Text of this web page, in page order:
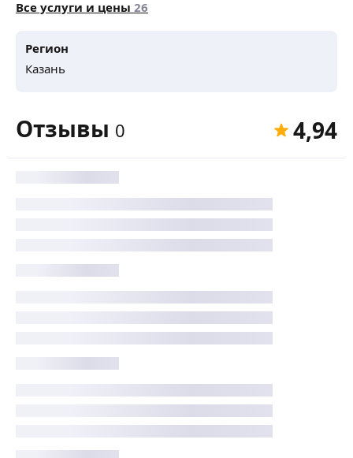
Все услуги и цены 26
Регион
Казань
Отзывы 0 4,94